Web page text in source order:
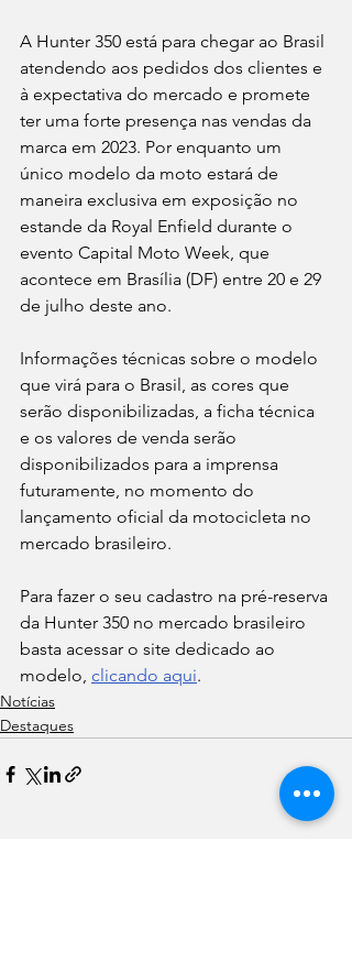
A Hunter 350 está para chegar ao Brasil
atendendo aos pedidos dos clientes e
à expectativa do mercado e promete
ter uma forte presença nas vendas da
marca em 2023. Por enquanto um
único modelo da moto estará de
maneira exclusiva em exposição no
estande da Royal Enfield durante o
evento Capital Moto Week, que
acontece em Brasília (DF) entre 20 e 29
de julho deste ano.
Informações técnicas sobre o modelo
que virá para o Brasil, as cores que
serão disponibilizadas, a ficha técnica
e os valores de venda serão
disponibilizados para a imprensa
futuramente, no momento do
lançamento oficial da motocicleta no
mercado brasileiro.
Para fazer o seu cadastro na pré-reserva
da Hunter 350 no mercado brasileiro
basta acessar o site dedicado ao
modelo, clicando aqui.
Notícias
Destaques